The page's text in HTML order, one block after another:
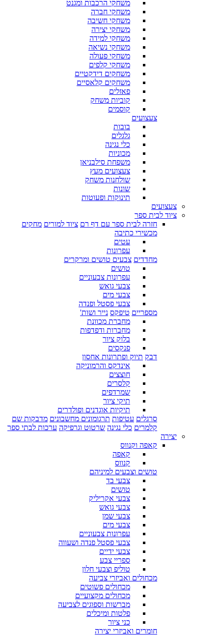
משחקי הרכבות ומגנט
משחקי חברה
משחקי חשיבה
משחקי יצירה
משחקי למידה
משחקי נשיאה
משחקי פעולה
משחקי קלפים
משחקים דידקטיים
משחקים קלאסיים
פאזלים
קוביות משחק
קוסמים
צעצועים
בובות
גלגלים
כלי נגינה
מכוניות
משפחת סילבניאן
צעצועים מעץ
שולחנות משחק
שונות
תינוקות ופעוטות
צעצועים
ציוד לבית ספר
חזרה לבית ספר עם דף רם ציוד למורים מחקים
מכשירי כתיבה
עטים
עפרונות
מחדדים צבעים טושים ומרקרים
טושים
עפרונות צבעוניים
צבעי גואש
צבעי מים
צבעי פסטל ופנדה
מספריים טיפקס נייר ושות'
מחברת מכוונת
מחברות ודפדפות
בלוק ציור
פנקסים
דבק תיוק ופתרונות אחסון
אינדקס והרמוניקה
חוצצים
קלסרים
שמרדפים
תיקי ציור
תיקיות אוגדנים ופולדרים
סרגלים עטיפות תרגומונים מחשבונים מדבקות שם
קלמרים כלי נגינה שרטוט וגרפיקה ערכות לבתי ספר
יצירה
קאפה וקנווס
קאפה
קנווס
טושים וצבעים למיניהם
צבעי בד
טושים
צבעי אקריליק
צבעי גואש
צבעי שמן
צבעי מים
עפרונות צבעוניים
צבעי פסטל פנדה ושעווה
צבעי ידיים
ספריי צבע
טוליפ וצבעי חלון
מכחולים ואביזרי צביעה
מכחולים פשוטים
מכחולים מקצועיים
מברשות וספוגים לצביעה
פלטות ומיכלים
כני ציור
חומרים ואביזרי יצירה